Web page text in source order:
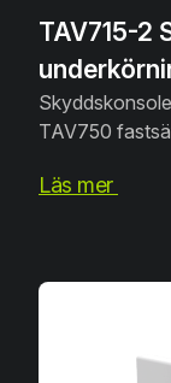
TAV715-2
TAV750
Läs mer